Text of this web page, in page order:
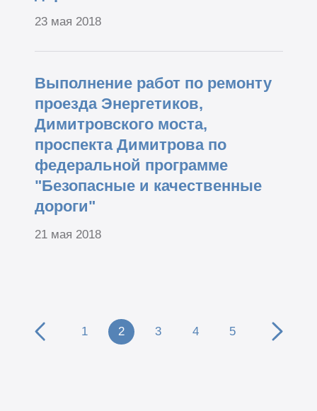
23 мая 2018
Выполнение работ по ремонту
проезда Энергетиков,
Димитровского моста,
проспекта Димитрова по
федеральной программе
"Безопасные и качественные
дороги"
21 мая 2018
1 2 3 4 5